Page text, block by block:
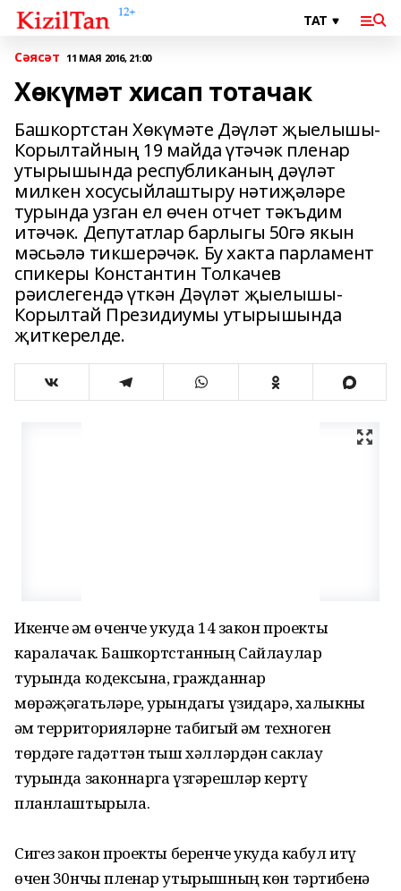
Сәясәт 11 МАЯ 2016, 21:00
Хөкүмәт хисап тотачак
Башкортстан Хөкүмәте Дәүләт җыелышы-
Корылтайның 19 майда үтәчәк пленар
утырышында республиканың дәүләт
милкен хосусыйлаштыру нәтиҗәләре
турында узган ел өчен отчет тәкъдим
итәчәк. Депутатлар барлыгы 50гә якын
мәсьәлә тикшерәчәк. Бу хакта парламент
спикеры Константин Толкачев
рәислегендә үткән Дәүләт җыелышы-
Корылтай Президиумы утырышында
җиткерелде.
Икенче һәм өченче укуда 14 закон проекты
каралачак. Башкортстанның Сайлаулар
турында кодексына, гражданнар
мөрәҗәгатьләре, урындагы үзидарә, халыкны
һәм территорияләрне табигый һәм техноген
төрдәге гадәттән тыш хәлләрдән саклау
турында законнарга үзгәрешләр кертү
планлаштырыла.
Сигез закон проекты беренче укуда кабул итү
өчен 30нчы пленар утырышның көн тәртибенә